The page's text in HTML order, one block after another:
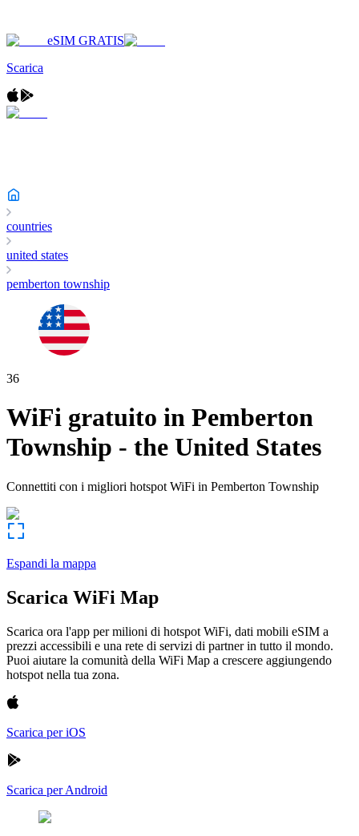
eSIM GRATIS
Scarica
countries
united states
pemberton township
36
WiFi gratuito in Pemberton
Township - the United States
Connettiti con i migliori hotspot WiFi in Pemberton Township
Espandi la mappa
Scarica WiFi Map
Scarica ora l'app per milioni di hotspot WiFi, dati mobili eSIM a
prezzi accessibili e una rete di servizi di partner in tutto il mondo.
Puoi aiutare la comunità della WiFi Map a crescere aggiungendo
hotspot nella tua zona.
Scarica per iOS
Scarica per Android